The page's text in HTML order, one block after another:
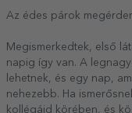
Az édes párok
Megismerkedtek, első
napig így van. A
lehetnek, és egy nap,
nehezebb. Ha
kollégáid körében, és